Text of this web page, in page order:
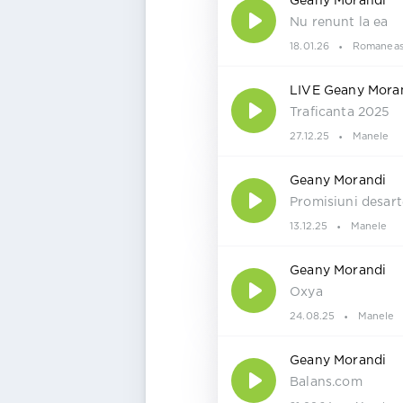
Nu renunt la ea
18.01.26
LIVE Geany
Traficanta 2025
27.12.25 Manele
Geany Morandi
Promisiuni
13.12.25 Manele
Geany Morandi
Oxya
24.08.25 Manele
Geany Morandi
Balans.com